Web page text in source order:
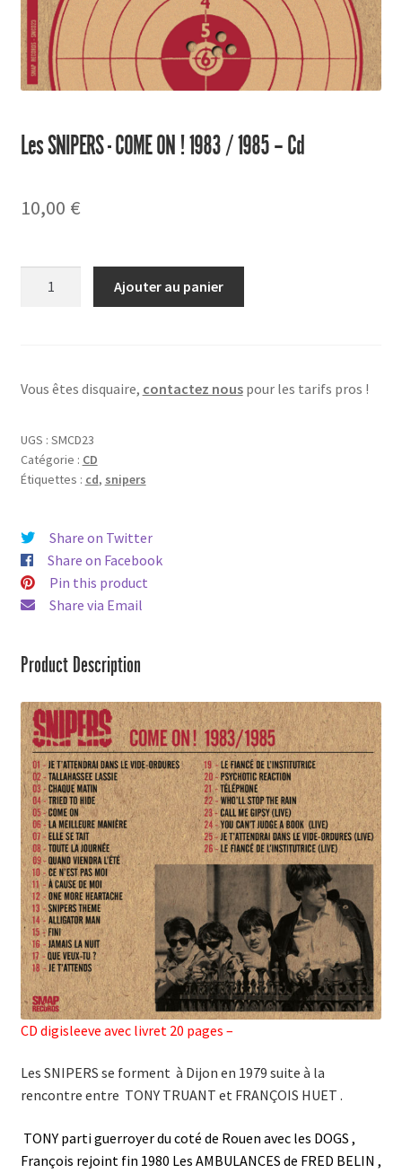
Les SNIPERS - COME ON ! 1983 / 1985 – Cd
10,00 €
1983
1985
-
Cd
Ajouter au panier
Vous êtes disquaire, contactez nouspour les tarifs pros !
UGS : SMCD23
Catégorie : CD
Étiquettes : cd, snipers
Share on Twitter
Share on Facebook
Pin this product
Share via Email
Product Description
CD digisleeve avec livret 20 pages –
Les SNIPERS se forment à Dijon en 1979 suite à la
rencontre entre TONY TRUANT et FRANÇOIS HUET .
TONY parti guerroyer du coté de Rouen avec les DOGS ,
François rejoint fin 1980 Les AMBULANCES de FRED BELIN ,